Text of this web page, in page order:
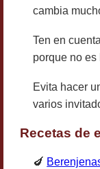
cambia
Ten en
porque no es
Evita hacer
varios
Recetas de
🍆